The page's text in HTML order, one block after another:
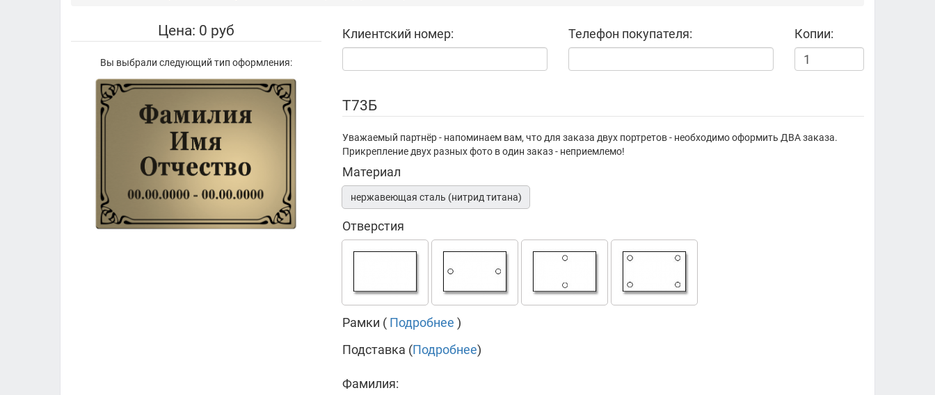
Цена: 0 руб
Вы выбрали следующий тип оформления:
Клиентский номер: Телефон покупателя: Копии:
Т73Б
Уважаемый партнёр - напоминаем вам, что для заказа двух портретов - необходимо оформить ДВА заказа.
Прикрепление двух разных фото в один заказ - неприемлемо!
Материал
нержавеющая сталь (нитрид титана)
Отверстия
Рамки ( Подробнее )
Подставка (Подробнее)
Фамилия: